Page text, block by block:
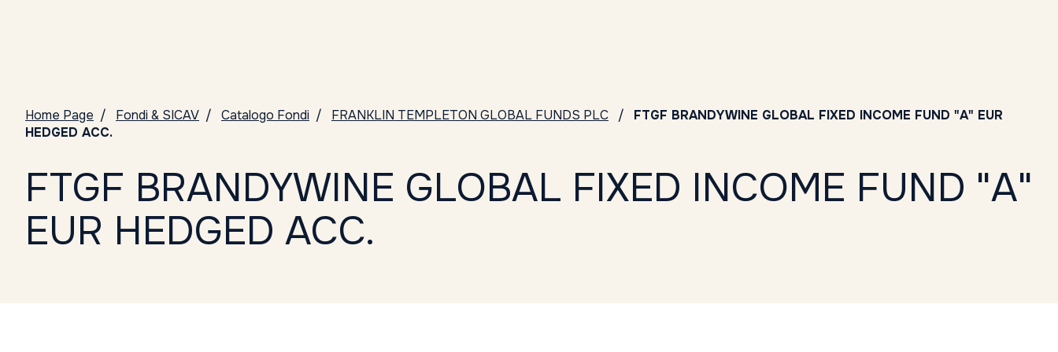
Home Page Fondi & SICAV Catalogo Fondi FRANKLIN TEMPLETON GLOBAL FUNDS PLC
FTGF BRANDYWINE GLOBAL FIXED INCOME FUND "A" EUR
HEDGED ACC.
FTGF BRANDYWINE GLOBAL FIXED INCOME FUND "A"
EUR HEDGED ACC.